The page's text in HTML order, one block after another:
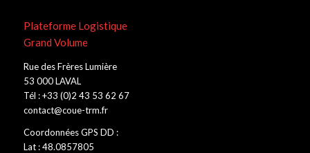
Plateforme Logistique
Grand Volume
Rue des Frères Lumière
53 000 LAVAL
Tél : +33 (0)2 43 53 62 67
contact@coue-trm.fr
Coordonnées GPS DD :
Lat : 48.0857805